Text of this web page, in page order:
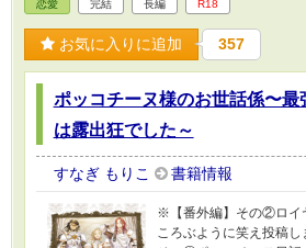
恋愛 完結 長編 R18
お気に入りに追加 357
ポッコチーヌ様のお世話係〜最
は露出狂でした～
すなぎ もりこ 書籍情報
※【番外編】その②ロイ
ころぶように笑え投稿